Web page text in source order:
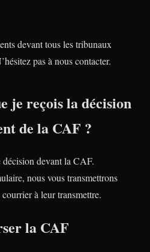
devant tous les tribunaux
pas à nous contacter.
je reçois la décision
de la CAF ?
décision devant la CAF.
nous vous transmettrons
à leur transmettre.
la CAF